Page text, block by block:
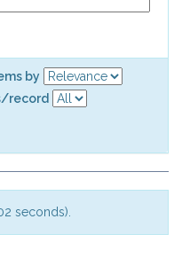
by
record
seconds).